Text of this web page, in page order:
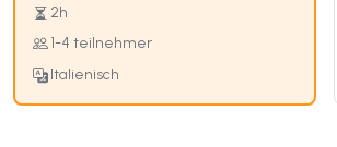
2h
1-4 teilnehmer
Italienisch